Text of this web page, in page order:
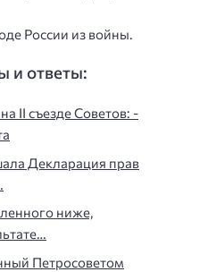
России из войны.
и ответы:
II съезде Советов: -
Декларация прав
ниже,
Петросоветом